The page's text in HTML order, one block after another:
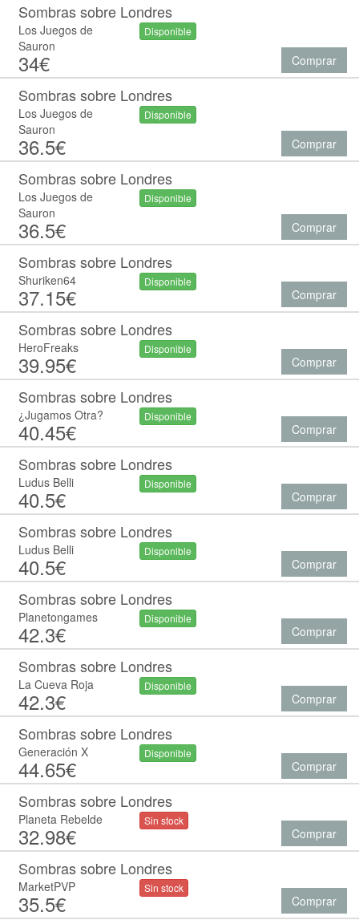
Sombras sobre Londres
Los Juegos de
Sauron
34€
Disponible
Comprar
Sombras sobre Londres
Los Juegos de
Sauron
36.5€
Disponible
Comprar
Sombras sobre Londres
Los Juegos de
Sauron
36.5€
Disponible
Comprar
Sombras sobre Londres
Shuriken64
37.15€
Disponible
Comprar
Sombras sobre Londres
HeroFreaks
39.95€
Disponible
Comprar
Sombras sobre Londres
¿Jugamos Otra?
40.45€
Disponible
Comprar
Sombras sobre Londres
Ludus Belli
40.5€
Disponible
Comprar
Sombras sobre Londres
Ludus Belli
40.5€
Disponible
Comprar
Sombras sobre Londres
Planetongames
42.3€
Disponible
Comprar
Sombras sobre Londres
La Cueva Roja
42.3€
Disponible
Comprar
Sombras sobre Londres
Generación X
44.65€
Disponible
Comprar
Sombras sobre Londres
Planeta Rebelde
32.98€
Sin stock
Comprar
Sombras sobre Londres
MarketPVP
35.5€
Sin stock
Comprar